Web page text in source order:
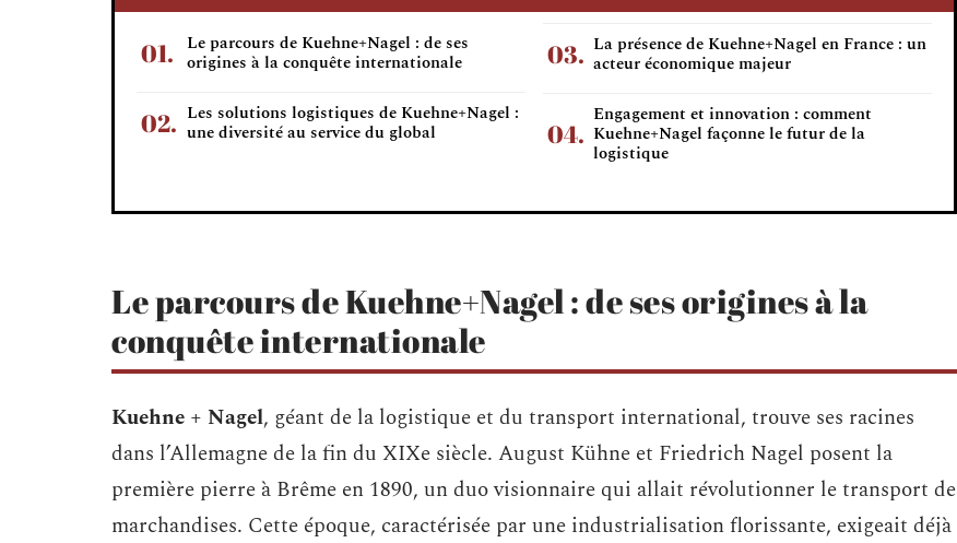
Le parcours de Kuehne+Nagel : de ses
origines à la conquête internationale
Les solutions logistiques de Kuehne+Nagel :
une diversité au service du global
La présence de Kuehne+Nagel en France : un
acteur économique majeur
Engagement et innovation : comment
Kuehne+Nagel façonne le futur de la
logistique
Le parcours de Kuehne+Nagel : de ses origines à la
conquête internationale
Kuehne + Nagel, géant de la logistique et du transport international, trouve ses racines
dans l’Allemagne de la fin du XIXe siècle. August Kühne et Friedrich Nagel posent la
première pierre à Brême en 1890, un duo visionnaire qui allait révolutionner le transport de
marchandises. Cette époque, caractérisée par une industrialisation florissante, exigeait déjà